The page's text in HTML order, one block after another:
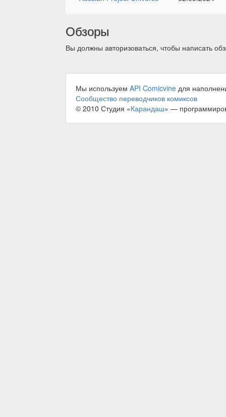
Обзоры
Вы должны авторизоваться, чтобы написать
Мы используем API Comicvine для
Сообщество переводчиков комиксов
© 2010 Студия «Карандаш» —